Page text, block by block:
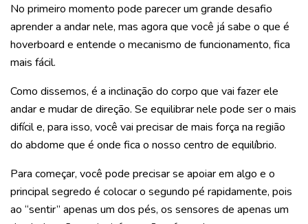
No primeiro momento pode parecer um grande desafio
aprender a andar nele, mas agora que você já sabe o que é
hoverboard e entende o mecanismo de funcionamento, fica
mais fácil.
Como dissemos, é a inclinação do corpo que vai fazer ele
andar e mudar de direção. Se equilibrar nele pode ser o mais
difícil e, para isso, você vai precisar de mais força na região
do abdome que é onde fica o nosso centro de equilíbrio.
Para começar, você pode precisar se apoiar em algo e o
principal segredo é colocar o segundo pé rapidamente, pois
ao “sentir” apenas um dos pés, os sensores de apenas um